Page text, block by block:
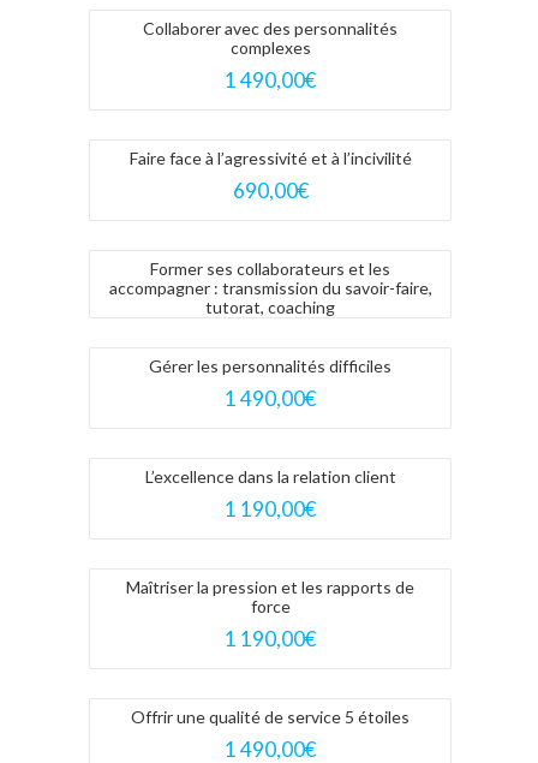
Collaborer avec des personnalités
complexes
1 490,00€
Faire face à l’agressivité et à l’incivilité
690,00€
Former ses collaborateurs et les
accompagner : transmission du savoir-faire,
tutorat, coaching
Gérer les personnalités difficiles
1 490,00€
L’excellence dans la relation client
1 190,00€
Maîtriser la pression et les rapports de
force
1 190,00€
Offrir une qualité de service 5 étoiles
1 490,00€